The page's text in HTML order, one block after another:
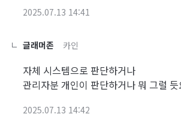
2025.07.13 14:41
글래머존 카인
자체 시스템으로 판단하거나
관리자분 개인이 판단하거나 뭐 그럴 듯
2025.07.13 14:42